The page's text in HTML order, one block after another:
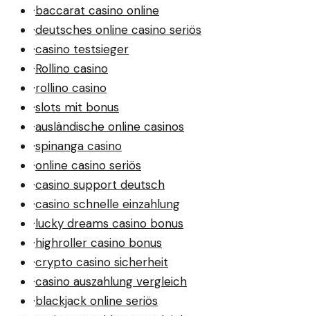
·baccarat casino online
·deutsches online casino seriös
·casino testsieger
·Rollino casino
·rollino casino
·slots mit bonus
·ausländische online casinos
·spinanga casino
·online casino seriös
·casino support deutsch
·casino schnelle einzahlung
·lucky dreams casino bonus
·highroller casino bonus
·crypto casino sicherheit
·casino auszahlung vergleich
·blackjack online seriös